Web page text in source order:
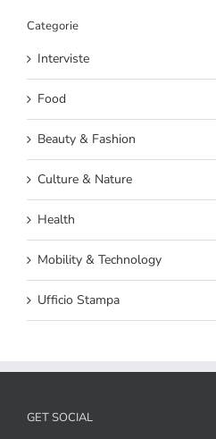
Categorie
Interviste
Food
Beauty & Fashion
Culture & Nature
Health
Mobility & Technology
Ufficio Stampa
GET SOCIAL